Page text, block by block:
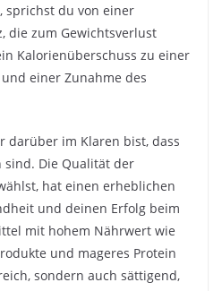
sprichst du von einer
die zum Gewichtsverlust
Kalorienüberschuss zu einer
einer Zunahme des
darüber im Klaren bist, dass
sind. Die Qualität der
hat einen erheblichen
und deinen Erfolg beim
mit hohem Nährwert wie
und mageres Protein
sondern auch sättigend,